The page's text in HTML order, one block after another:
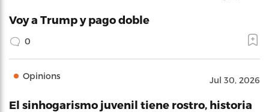
Voy a Trump y pago doble
0
Opinions Jul 30, 2026
El sinhogarismo juvenil tiene rostro, historia